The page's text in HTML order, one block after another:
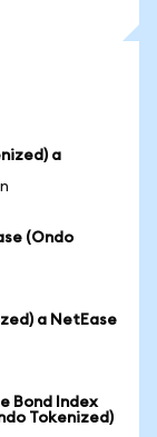
a
(Ondo
a NetEase
Bond Index
Tokenized)